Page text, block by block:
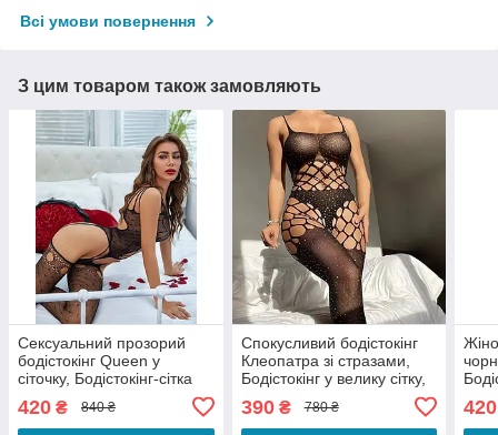
Всі умови повернення
З цим товаром також замовляють
Сексуальний прозорий
бодістокінг Queen у
сіточку, Бодістокінг-сітка
чорного кольору
420 ₴ 840 ₴
Спокусливий бодістокінг
Клеопатра зі стразами,
Бодістокінг у велику сітку,
390₴ 780 ₴ 420